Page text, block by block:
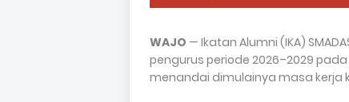
WAJO — Ikatan Alumni (IKA)
pengurus periode 2026–2029
menandai dimulainya masa kerja